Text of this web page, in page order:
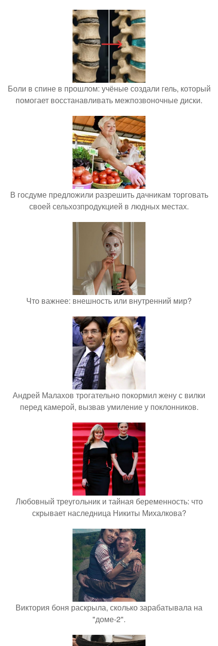
Боли в спине в прошлом: учёные создали гель, который
помогает восстанавливать межпозвоночные диски.
В госдуме предложили разрешить дачникам торговать
своей сельхозпродукцией в людных местах.
Что важнее: внешность или внутренний мир?
Андрей Малахов трогательно покормил жену с вилки
перед камерой, вызвав умиление у поклонников.
Любовный треугольник и тайная беременность: что
скрывает наследница Никиты Михалкова?
Виктория боня раскрыла, сколько зарабатывала на
"доме-2".